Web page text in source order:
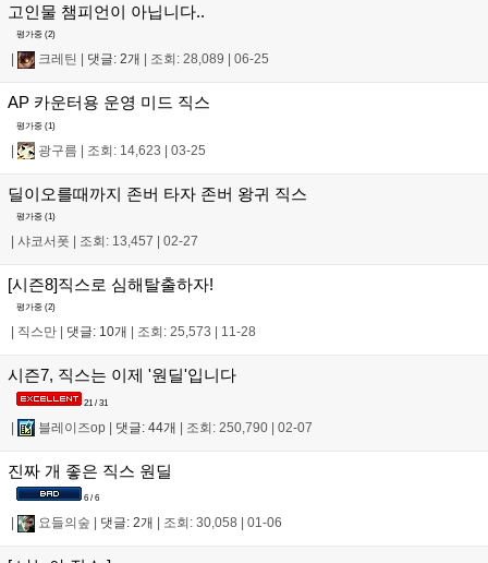
고인물 챔피언이 아닙니다..
평가중 (2)
크레틴 댓글: 2개 조회: 28,089 06-25
AP 카운터용 운영 미드 직스
평가중 (1)
| 광구름 | 조회: 14,623 | 03-25
딜이오를때까지 존버 타자 존버 왕귀 직스
평가중 (1)
| 샤코서폿 | 조회: 13,457 | 02-27
[시즌8]직스로 심해탈출하자!
평가중 (2)
직스만 댓글: 10개 조회: 25,573 11-28
시즌7, 직스는 이제 '원딜'입니다
21 / 31
| 블레이즈op | 댓글: 44개 | 조회: 250,790 | 02-07
진짜 개 좋은 직스 원딜
6 / 6
요들의숲 댓글: 2개 조회: 30,058 01-06